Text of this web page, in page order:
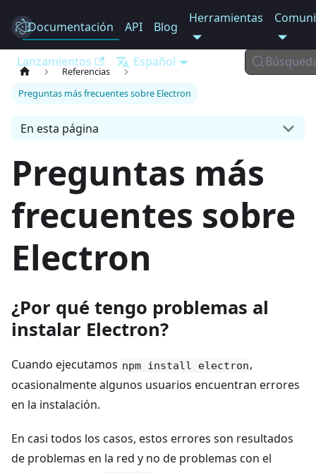
Electron
Documentación API Blog
Herramientas
Lanzamientos Español
Referencias
Preguntas más frecuentes sobre Electron
En esta página
Preguntas más
frecuentes sobre
Electron
¿Por qué tengo problemas al
instalar Electron?
Cuando ejecutamos npm install electron,
ocasionalmente algunos usuarios encuentran errores
en la instalación.
En casi todos los casos, estos errores son resultados
de problemas en la red y no de problemas con el